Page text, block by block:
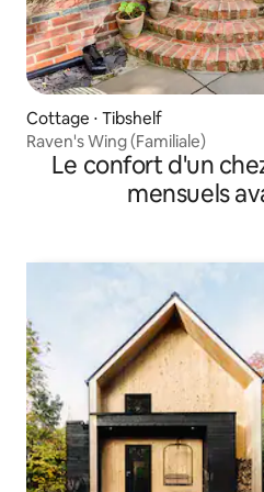
Cottage ⋅ Tibshelf
Raven's Wing (Familiale)
Le confort d'un
mensuels